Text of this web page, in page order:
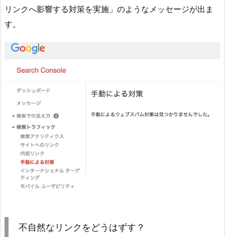
リンクへ影響する対策を実施」のようなメッセージが出ま
す。
不自然なリンクをどうはずす？